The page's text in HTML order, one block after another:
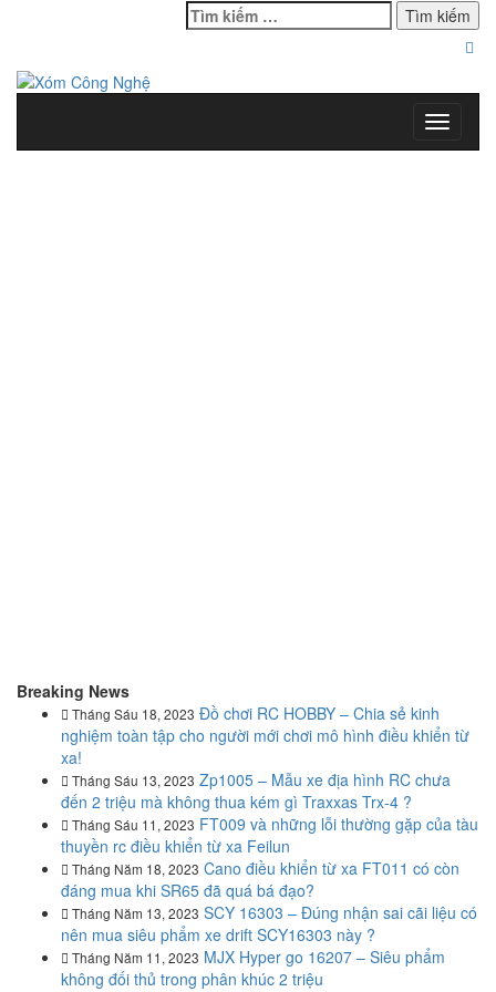
Tìm
kiếm
Toggle
Breaking News
Tháng Sáu 18, 2023 Đồ chơi RC HOBBY – Chia sẻ kinh
nghiệm toàn tập cho người mới chơi mô hình điều khiển từ
xa!
Tháng Sáu 13, 2023 Zp1005 – Mẫu xe địa hình RC chưa
đến 2 triệu mà không thua kém gì Traxxas Trx-4 ?
Tháng Sáu 11, 2023 FT009 và những lỗi thường gặp của tàu
thuyền rc điều khiển từ xa Feilun
Tháng Năm 18, 2023 Cano điều khiển từ xa FT011 có còn
đáng mua khi SR65 đã quá bá đạo?
Tháng Năm 13, 2023 SCY 16303 – Đúng nhận sai cãi liệu có
nên mua siêu phẩm xe drift SCY16303 này ?
Tháng Năm 11, 2023 MJX Hyper go 16207 – Siêu phẩm
không đối thủ trong phân khúc 2 triệu